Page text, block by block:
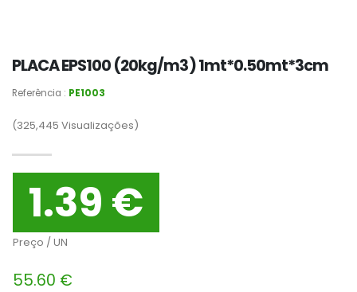
PLACA EPS100 (20kg/m3) 1mt*0.50mt*3cm
Referência : PE1003
(325,445 Visualizações)
1.39 €
Preço / UN
55.60 €